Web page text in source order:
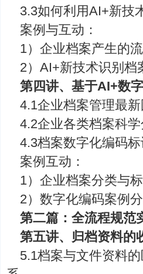
3.3如何利用AI+新技
案例与互动：
1）企业档案产生的
2）AI+新技术识别档
第四讲、基于AI+数
4.1企业档案管理最
4.2企业各类档案科
4.3档案数字化编码
案例互动：
1）企业档案分类与
2）数字化编码案例
第二篇：全流程规范
第五讲、归档资料的
5.1档案与文件资料